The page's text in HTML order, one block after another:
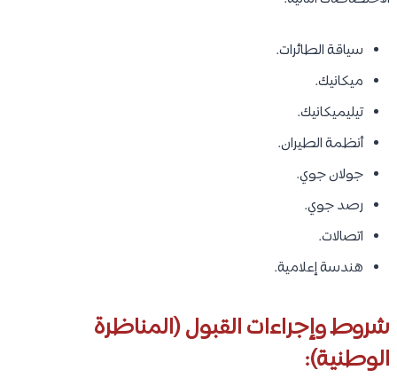
سياقة الطائرات.
ميكانيك.
تيليميكانيك.
أنظمة الطيران.
جولان جوي.
رصد جوي.
اتصالات.
هندسة إعلامية.
شروط وإجراءات القبول (المناظرة
الوطنية):